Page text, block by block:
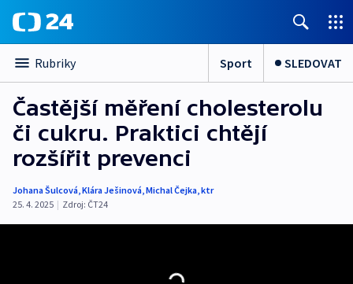
Rubriky Sport SLEDOVAT
Častější měření cholesterolu
či cukru. Praktici chtějí
rozšířit prevenci
Johana Šulcová,Klára Ješinová,Michal Čejka,ktr
25. 4. 2025 | Zdroj: ČT24